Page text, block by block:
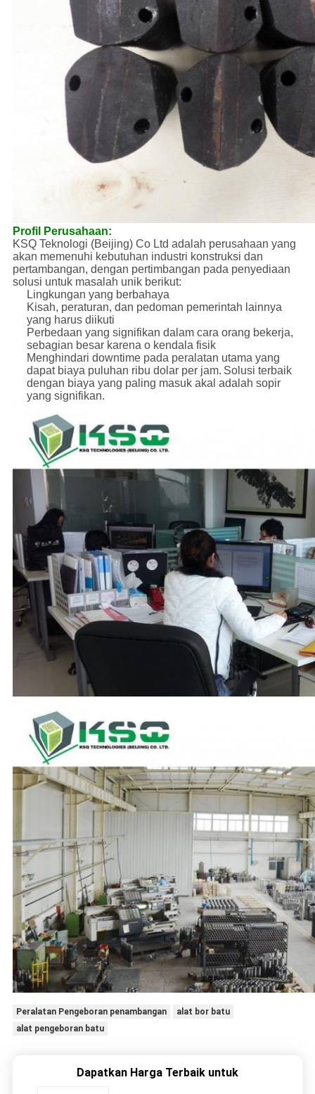
Profil Perusahaan:
KSQ Teknologi (Beijing) Co Ltd adalah perusahaan yang
akan memenuhi kebutuhan industri konstruksi dan
pertambangan, dengan pertimbangan pada penyediaan
solusi untuk masalah unik berikut:
Lingkungan yang berbahaya
Kisah, peraturan, dan pedoman pemerintah lainnya
yang harus diikuti
Perbedaan yang signifikan dalam cara orang bekerja,
sebagian besar karena o kendala fisik
Menghindari downtime pada peralatan utama yang
dapat biaya puluhan ribu dolar per jam. Solusi terbaik
dengan biaya yang paling masuk akal adalah sopir
yang signifikan.
Peralatan Pengeboran penambangan
alat bor batu
alat pengeboran batu
Dapatkan Harga Terbaik untuk